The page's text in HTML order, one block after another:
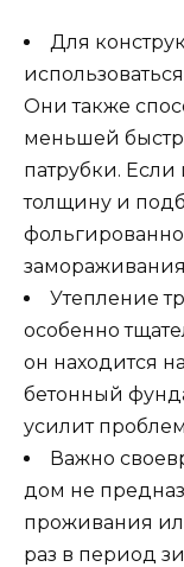
Для
Они также
меньшей
патрубки.
толщину и
Утепление
особенно
он находится
бетонный
усилит
Важно
дом не
проживания
раз в период